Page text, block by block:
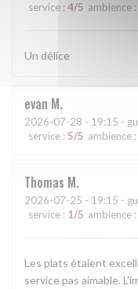
service : 4/5 ambience :
Un délice
evan M
2026-07-28 - 19:15 -
service : 5/5 ambience :
Thomas M
2026-07-25 - 19:15 -
service : 1/5 ambience :
Les plats étaient
service pas aimable.